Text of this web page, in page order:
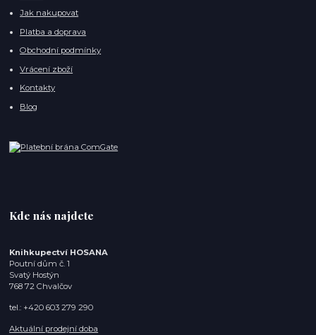
Jak nakupovat
Platba a doprava
Obchodní podmínky
Vrácení zboží
Kontakty
Blog
Kde nás najdete
Knihkupectví HOSANA
Poutní dům č. 1
Svatý Hostýn
768 72 Chvalčov
tel.: +420 603 279 290
Aktuální prodejní doba